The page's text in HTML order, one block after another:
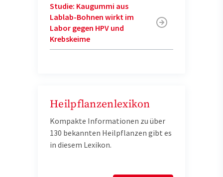
Studie: Kaugummi aus
Lablab-Bohnen wirkt im
Labor gegen HPV und
Krebskeime
Heilpflanzenlexikon
Kompakte Informationen zu über
130 bekannten Heilpflanzen gibt es
in diesem Lexikon.